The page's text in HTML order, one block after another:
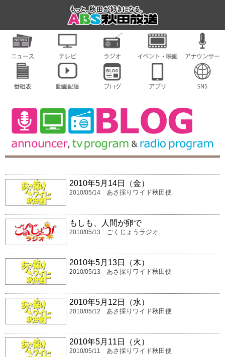
2010年5月14日（金）
2010/05/14 あさ採りワイド秋田便
もしも、人間が卵で
2010/05/13 ごくじょうラジオ
2010年5月13日（木）
2010/05/13 あさ採りワイド秋田便
2010年5月12日（水）
2010/05/12 あさ採りワイド秋田便
2010年5月11日（火）
2010/05/11 あさ採りワイド秋田便